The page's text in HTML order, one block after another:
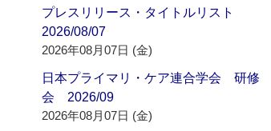
プレスリリース・タイトルリスト
2026/08/07
2026年08月07日 (金)
日本プライマリ・ケア連合学会 研修
会 2026/09
2026年08月07日 (金)